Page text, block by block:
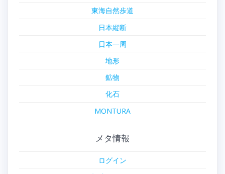
東海自然歩道
日本縦断
日本一周
地形
鉱物
化石
MONTURA
メタ情報
ログイン